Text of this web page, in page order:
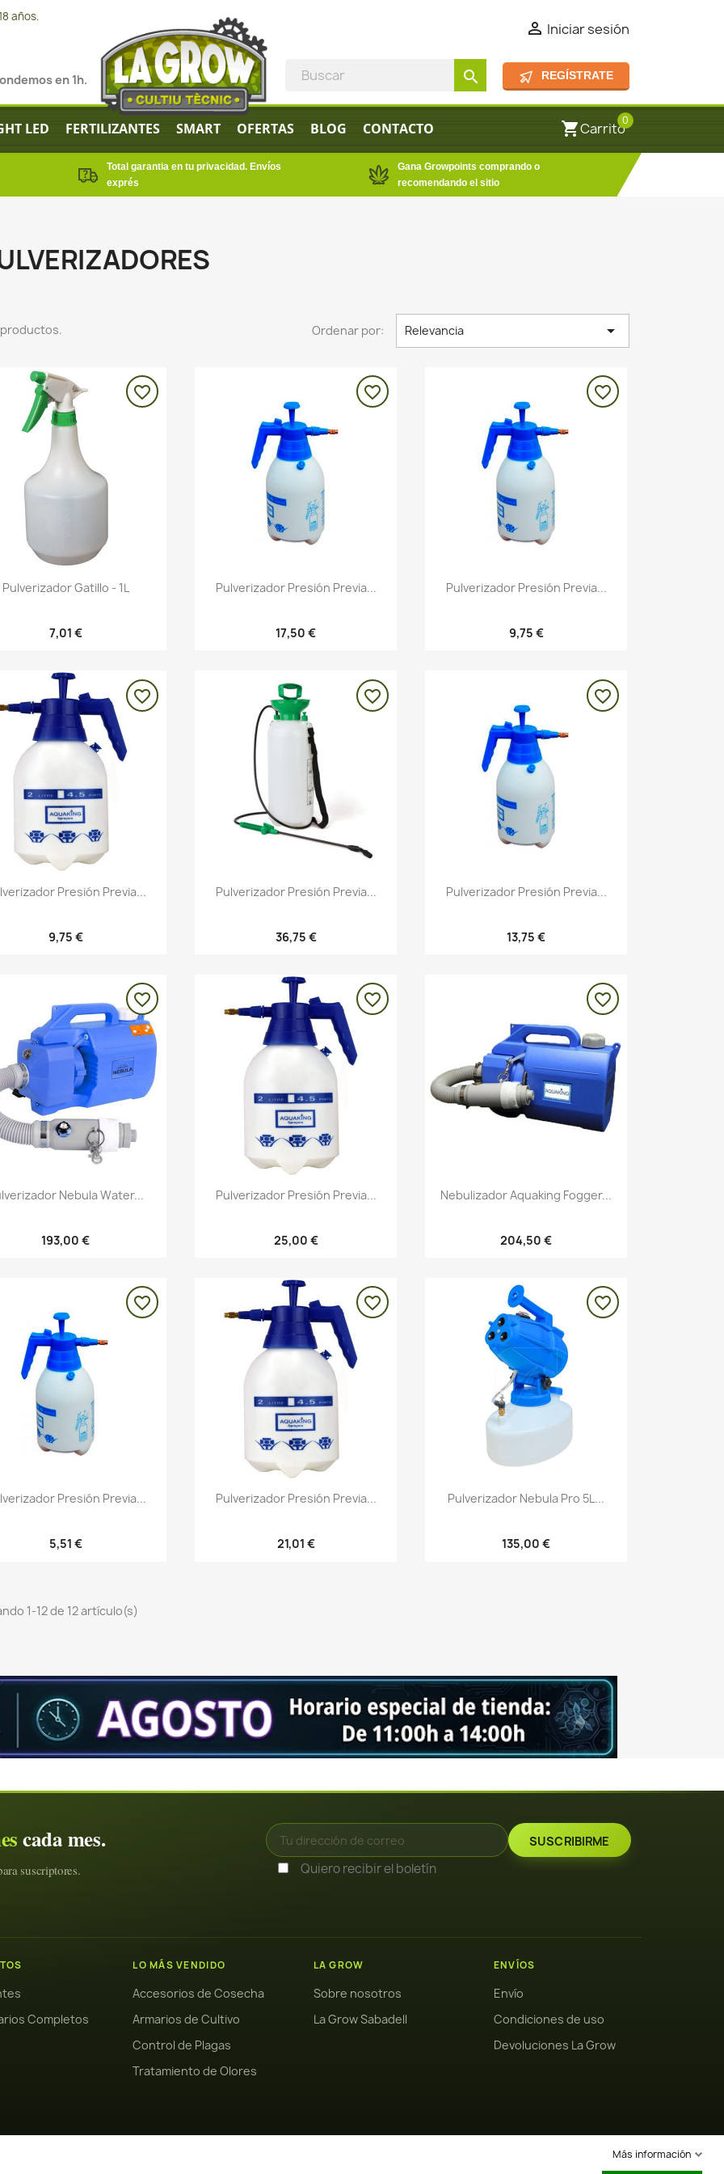
años.
 Iniciar sesión
search REGÍSTRATE
en 1h.
LED FERTILIZANTES SMART OFERTAS BLOG CONTACTO shopping_cartCarrito0
Total garantia en tu privacidad. Envíos
exprés
Gana Growpoints comprando o
recomendando el sitio
productos. Ordenar por: Relevancia 
Vista rápida
Pulverizador Gatillo - 1L
7,01 €
favorite_border
Vista rápida
Pulverizador Presión Previa...
17,50 €
favorite_border
Vista rápida
Pulverizador Presión Previa...
9,75 €
favorite_border
Vista rápida
Presión Previa...
9,75 €
favorite_border
Vista rápida
Pulverizador Presión Previa...
36,75 €
favorite_border
Vista rápida
Pulverizador Presión Previa...
13,75 €
favorite_border
Vista rápida
Nebula Water...
193,00 €
favorite_border
Vista rápida
Pulverizador Presión Previa...
25,00 €
favorite_border
Vista rápida
Nebulizador Aquaking Fogger...
204,50 €
favorite_border
Vista rápida
Presión Previa...
5,51 €
favorite_border
Vista rápida
Pulverizador Presión Previa...
21,01 €
favorite_border
Vista rápida
Pulverizador Nebula Pro 5L...
135,00 €
favorite_border
1-12 de 12 artículo(s)
cada mes.
suscriptores. Quiero recibir el boletín
Completos
LO MÁS VENDIDO
Accesorios de Cosecha
Armarios de Cultivo
Control de Plagas
Tratamiento de Olores
LA GROW
Sobre nosotros
La Grow Sabadell
ENVÍOS
Envío
Condiciones de uso
Devoluciones La Grow
Más información